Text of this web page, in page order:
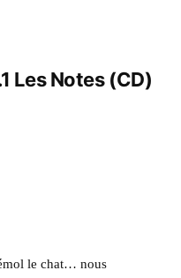
Les Notes (CD)
le chat… nous